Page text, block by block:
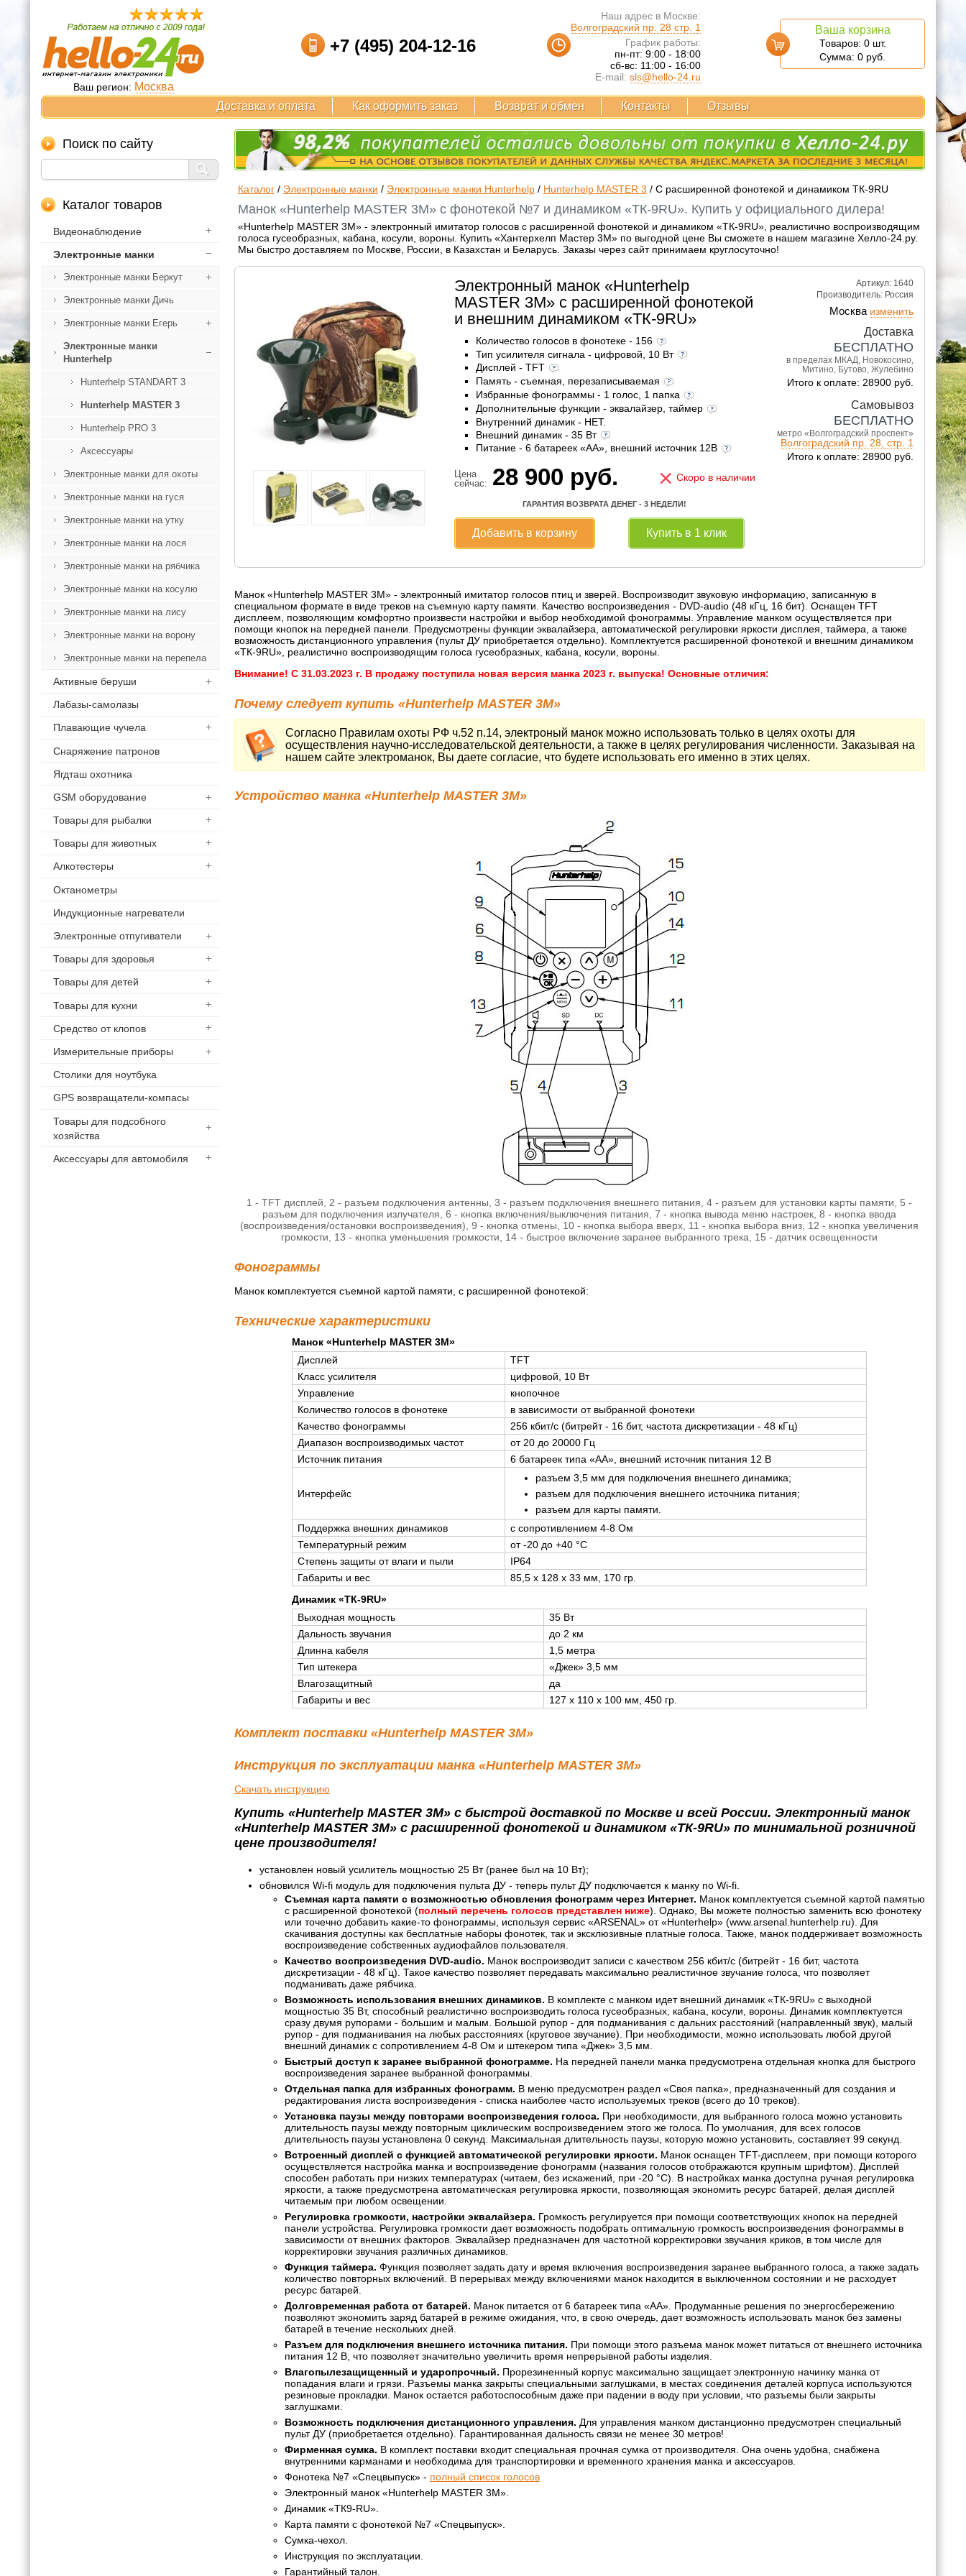
Ваш регион: Москва
+7 (495) 204-12-16
Наш адрес в Москве:
Волгоградский пр. 28 стр. 1
График работы:
пн-пт: 9:00 - 18:00
сб-вс: 11:00 - 16:00
E-mail: sls@hello-24.ru
Ваша корзина
Товаров: 0 шт.
Сумма: 0 руб.
Доставка и оплата Как оформить заказ Возврат и обмен Контакты Отзывы
Поиск по сайту
Каталог товаров
Видеонаблюдение
Электронные манки
Электронные манки Беркут
Электронные манки Дичь
Электронные манки Егерь
Электронные манки
Hunterhelp
Hunterhelp STANDART 3
Hunterhelp MASTER 3
Hunterhelp PRO 3
Аксессуары
Электронные манки для охоты
Электронные манки на гуся
Электронные манки на утку
Электронные манки на лося
Электронные манки на рябчика
Электронные манки на косулю
Электронные манки на лису
Электронные манки на ворону
Электронные манки на перепела
Активные беруши
Лабазы-самолазы
Плавающие чучела
Снаряжение патронов
Ягдташ охотника
GSM оборудование
Товары для рыбалки
Товары для животных
Алкотестеры
Октанометры
Индукционные нагреватели
Электронные отпугиватели
Товары для здоровья
Товары для детей
Товары для кухни
Средство от клопов
Измерительные приборы
Столики для ноутбука
GPS возвращатели-компасы
Товары для подсобного
хозяйства
Аксессуары для автомобиля
Каталог/ Электронные манки / Электронные манки Hunterhelp/ Hunterhelp MASTER 3 / С расширенной фонотекой и динамиком ТК-9RU
Манок «Hunterhelp MASTER 3M» с фонотекой №7 и динамиком «ТК-9RU». Купить у официального дилера!
«Hunterhelp MASTER 3M» - электронный имитатор голосов с расширенной фонотекой и динамиком «ТК-9RU», реалистично воспроизводящим
голоса гусеобразных, кабана, косули, вороны. Купить «Хантерхелп Мастер 3M» по выгодной цене Вы сможете в нашем магазине Хелло-24.ру.
Мы быстро доставляем по Москве, России, в Казахстан и Беларусь. Заказы через сайт принимаем круглосуточно!
Артикул: 1640
Производитель: Россия
Москва изменить
Доставка
БЕСПЛАТНО
в пределах МКАД, Новокосино,
Митино, Бутово, Жулебино
Итого к оплате: 28900 руб.
Самовывоз
БЕСПЛАТНО
метро «Волгоградский проспект»
Волгоградский пр. 28, стр. 1
Итого к оплате: 28900 руб.
Электронный манок «Hunterhelp
MASTER 3M» с расширенной фонотекой
и внешним динамиком «ТК-9RU»
Количество голосов в фонотеке - 156
Тип усилителя сигнала - цифровой, 10 Вт
Дисплей - TFT
Память - съемная, перезаписываемая
Избранные фонограммы - 1 голос, 1 папка
Дополнительные функции - эквалайзер, таймер
Внутренний динамик - НЕТ.
Внешний динамик - 35 Вт
Питание - 6 батареек «AА», внешний источник 12В
Цена
сейчас: 28 900 руб. × Скоро в наличии
ГАРАНТИЯ ВОЗВРАТА ДЕНЕГ - 3 НЕДЕЛИ!
Добавить в корзину Купить в 1 клик
Манок «Hunterhelp MASTER 3M» - электронный имитатор голосов птиц и зверей. Воспроизводит звуковую информацию, записанную в
специальном формате в виде треков на съемную карту памяти. Качество воспроизведения - DVD-audio (48 кГц, 16 бит). Оснащен TFT
дисплеем, позволяющим комфортно произвести настройки и выбор необходимой фонограммы. Управление манком осуществляется при
помощи кнопок на передней панели. Предусмотрены функции эквалайзера, автоматической регулировки яркости дисплея, таймера, а также
возможность дистанционного управления (пульт ДУ приобретается отдельно). Комплектуется расширенной фонотекой и внешним динамиком
«ТК-9RU», реалистично воспроизводящим голоса гусеобразных, кабана, косули, вороны.
Внимание! С 31.03.2023 г. В продажу поступила новая версия манка 2023 г. выпуска! Основные отличия:
Почему следует купить «Hunterhelp MASTER 3M»
Согласно Правилам охоты РФ ч.52 п.14, электроный манок можно использовать только в целях охоты для
осуществления научно-исследовательской деятельности, а также в целях регулирования численности. Заказывая на
нашем сайте электроманок, Вы даете согласие, что будете использовать его именно в этих целях.
Устройство манка «Hunterhelp MASTER 3M»
1 - TFT дисплей, 2 - разъем подключения антенны, 3 - разъем подключения внешнего питания, 4 - разъем для установки карты памяти, 5 -
разъем для подключения излучателя, 6 - кнопка включения/выключения питания, 7 - кнопка вывода меню настроек, 8 - кнопка ввода
(воспроизведения/остановки воспроизведения), 9 - кнопка отмены, 10 - кнопка выбора вверх, 11 - кнопка выбора вниз, 12 - кнопка увеличения
громкости, 13 - кнопка уменьшения громкости, 14 - быстрое включение заранее выбранного трека, 15 - датчик освещенности
Фонограммы
Манок комплектуется съемной картой памяти, с расширенной фонотекой:
Технические характеристики
Манок «Hunterhelp MASTER 3M»
Дисплей
TFT
Класс усилителя
цифровой, 10 Вт
Управление
кнопочное
Количество голосов в фонотеке
в зависимости от выбранной фонотеки
Качество фонограммы
256 кбит/с (битрейт - 16 бит, частота дискретизации - 48 кГц)
Диапазон воспроизводимых частот
от 20 до 20000 Гц
Источник питания
6 батареек типа «AA», внешний источник питания 12 В
Интерфейс
разъем 3,5 мм для подключения внешнего динамика;
разъем для подключения внешнего источника питания;
разъем для карты памяти.
Поддержка внешних динамиков
с сопротивлением 4-8 Ом
Температурный режим
от -20 до +40 °С
Степень защиты от влаги и пыли
IP64
Габариты и вес
85,5 x 128 x 33 мм, 170 гр.
Динамик «ТК-9RU»
Выходная мощность
35 Вт
Дальность звучания
до 2 км
Длинна кабеля
1,5 метра
Тип штекера
«Джек» 3,5 мм
Влагозащитный
да
Габариты и вес
127 x 110 x 100 мм, 450 гр.
Комплект поставки «Hunterhelp MASTER 3M»
Инструкция по эксплуатации манка «Hunterhelp MASTER 3M»
Скачать инструкцию
Купить «Hunterhelp MASTER 3M» с быстрой доставкой по Москве и всей России. Электронный манок
«Hunterhelp MASTER 3M» с расширенной фонотекой и динамиком «ТК-9RU» по минимальной розничной
цене производителя!
установлен новый усилитель мощностью 25 Вт (ранее был на 10 Вт);
обновился Wi-fi модуль для подключения пульта ДУ - теперь пульт ДУ подключается к манку по Wi-fi.
Съемная карта памяти с возможностью обновления фонограмм через Интернет. Манок комплектуется съемной картой памятью
с расширенной фонотекой (полный перечень голосов представлен ниже). Однако, Вы можете полностью заменить всю фонотеку
или точечно добавить какие-то фонограммы, используя сервис «АRSENAL» от «Hunterhelp» (www.arsenal.hunterhelp.ru). Для
скачивания доступны как бесплатные наборы фонотек, так и эксклюзивные платные голоса. Также, манок поддерживает возможность
воспроизведение собственных аудиофайлов пользователя.
Качество воспроизведения DVD-audio. Манок воспроизводит записи с качеством 256 кбит/с (битрейт - 16 бит, частота
дискретизации - 48 кГц). Такое качество позволяет передавать максимально реалистичное звучание голоса, что позволяет
подманивать даже рябчика.
Возможность использования внешних динамиков. В комплекте с манком идет внешний динамик «ТК-9RU» с выходной
мощностью 35 Вт, способный реалистично воспроизводить голоса гусеобразных, кабана, косули, вороны. Динамик комплектуется
сразу двумя рупорами - большим и малым. Большой рупор - для подманивания с дальних расстояний (направленный звук), малый
рупор - для подманивания на любых расстояниях (круговое звучание). При необходимости, можно использовать любой другой
внешний динамик с сопротивлением 4-8 Ом и штекером типа «Джек» 3,5 мм.
Быстрый доступ к заранее выбранной фонограмме. На передней панели манка предусмотрена отдельная кнопка для быстрого
воспроизведения заранее выбранной фонограммы.
Отдельная папка для избранных фонограмм. В меню предусмотрен раздел «Своя папка», предназначенный для создания и
редактирования листа воспроизведения - списка наиболее часто используемых треков (всего до 10 треков).
Установка паузы между повторами воспроизведения голоса. При необходимости, для выбранного голоса можно установить
длительность паузы между повторным циклическим воспроизведением этого же голоса. По умолчания, для всех голосов
длительность паузы установлена 0 секунд. Максимальная длительность паузы, которую можно установить, составляет 99 секунд.
Встроенный дисплей с функцией автоматической регулировки яркости. Манок оснащен TFT-дисплеем, при помощи которого
осуществляется настройка манка и воспроизведение фонограмм (названия голосов отображаются крупным шрифтом). Дисплей
способен работать при низких температурах (читаем, без искажений, при -20 °С). В настройках манка доступна ручная регулировка
яркости, а также предусмотрена автоматическая регулировка яркости, позволяющая экономить ресурс батарей, делая дисплей
читаемым при любом освещении.
Регулировка громкости, настройки эквалайзера. Громкость регулируется при помощи соответствующих кнопок на передней
панели устройства. Регулировка громкости дает возможность подобрать оптимальную громкость воспроизведения фонограммы в
зависимости от внешних факторов. Эквалайзер предназначен для частотной корректировки звучания криков, в том числе для
корректировки звучания различных динамиков.
Функция таймера. Функция позволяет задать дату и время включения воспроизведения заранее выбранного голоса, а также задать
количество повторных включений. В перерывах между включениями манок находится в выключенном состоянии и не расходует
ресурс батарей.
Долговременная работа от батарей. Манок питается от 6 батареек типа «АА». Продуманные решения по энергосбережению
позволяют экономить заряд батарей в режиме ожидания, что, в свою очередь, дает возможность использовать манок без замены
батарей в течение нескольких дней.
Разъем для подключения внешнего источника питания. При помощи этого разъема манок может питаться от внешнего источника
питания 12 В, что позволяет значительно увеличить время непрерывной работы изделия.
Влагопылезащищенный и ударопрочный. Прорезиненный корпус максимально защищает электронную начинку манка от
попадания влаги и грязи. Разъемы манка закрыты специальными заглушками, в местах соединения деталей корпуса используются
резиновые прокладки. Манок остается работоспособным даже при падении в воду при условии, что разъемы были закрыты
заглушками.
Возможность подключения дистанционного управления. Для управления манком дистанционно предусмотрен специальный
пульт ДУ (приобретается отдельно). Гарантированная дальность связи не менее 30 метров!
Фирменная сумка. В комплект поставки входит специальная прочная сумка от производителя. Она очень удобна, снабжена
внутренними карманами и необходима для транспортировки и временного хранения манка и аксессуаров.
Фонотека №7 «Спецвыпуск» - полный список голосов
Электронный манок «Hunterhelp MASTER 3M».
Динамик «ТК9-RU».
Карта памяти с фонотекой №7 «Спецвыпуск».
Сумка-чехол.
Инструкция по эксплуатации.
Гарантийный талон.